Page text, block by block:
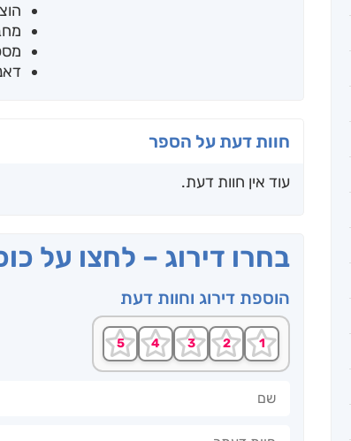
חוות דעת על הספר
עוד אין חוות דעת.
בחרו דירוג – לחצו על
הוספת דירוג וחוות דעת